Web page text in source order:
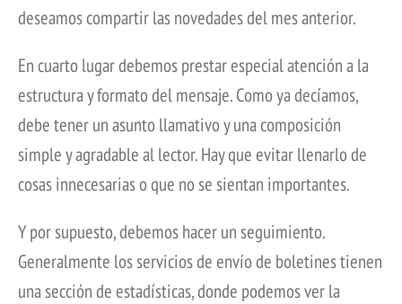
deseamos compartir las novedades del mes anterior.
En cuarto lugar debemos prestar especial atención a la
estructura y formato del mensaje. Como ya decíamos,
debe tener un asunto llamativo y una composición
simple y agradable al lector. Hay que evitar llenarlo de
cosas innecesarias o que no se sientan importantes.
Y por supuesto, debemos hacer un seguimiento.
Generalmente los servicios de envío de boletines tienen
una sección de estadísticas, donde podemos ver la